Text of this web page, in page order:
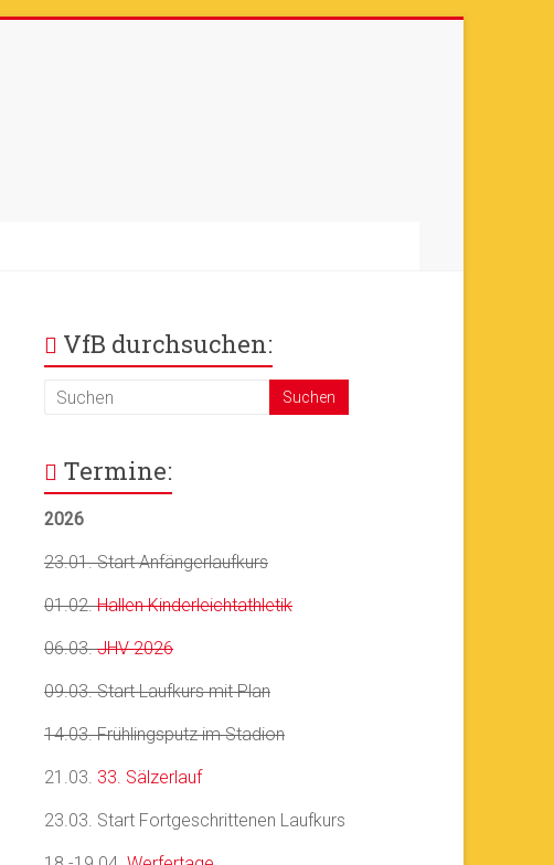
VfB durchsuchen:
Termine:
2026
23.01. Start Anfängerlaufkurs
01.02.Hallen Kinderleichtathletik
06.03.JHV 2026
09.03. Start Laufkurs mit Plan
14.03. Frühlingsputz im Stadion
21.03. 33. Sälzerlauf
23.03. Start Fortgeschrittenen Laufkurs